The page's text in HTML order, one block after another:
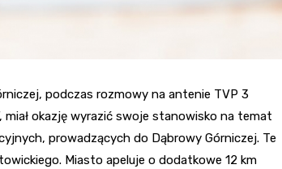
podczas rozmowy na antenie TVP 3
miał okazję wyrazić swoje stanowisko na temat
prowadzących do Dąbrowy Górniczej. Te
Miasto apeluje o dodatkowe 12 km